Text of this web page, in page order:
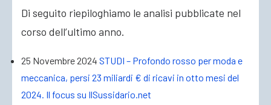
Di seguito riepiloghiamo le analisi pubblicate nel
corso dell’ultimo anno.
25 Novembre 2024 STUDI – Profondo rosso per moda e
meccanica, persi 23 miliardi € di ricavi in otto mesi del
2024. Il focus su IlSussidario.net